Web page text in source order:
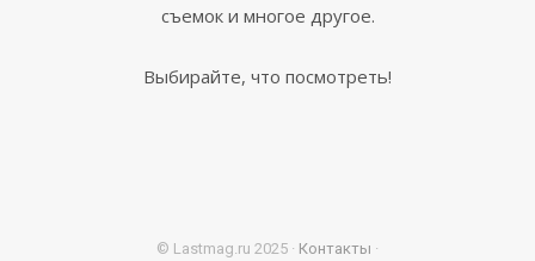
съемок и многое другое.
Выбирайте, что посмотреть!
© Lastmag.ru 2025 · Контакты ·